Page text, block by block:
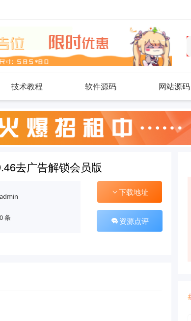
技术教程 软件源码 网站源码
去广告解锁会员版
条
下载地址
资源点评